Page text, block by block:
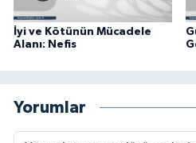
İyi ve Kötünün Mücadele
Alanı: Nefis
Yorumlar
Kırklareli Müftülüğü
Kocaeli Müftülüğü